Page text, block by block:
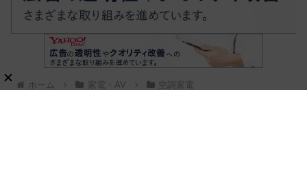
ホーム 家電・AV 空調家電